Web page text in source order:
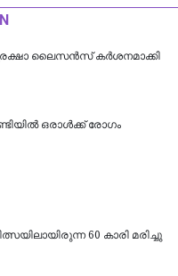
ലൈസന്‍സ് കര്‍ശനമാക്കി
ഒരാൾക്ക് രോഗം
60 കാരി മരിച്ചു